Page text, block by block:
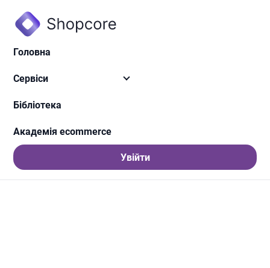
Головна
Сервіси
Створення магазину
Бібліотека
Академія ecommerce
Увійти